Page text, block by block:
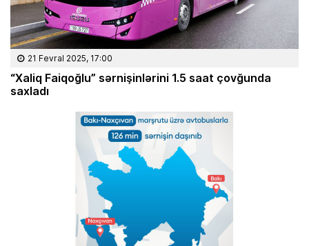
21 Fevral 2025, 17:00
“Xaliq Faiqoğlu” sərnişinlərini 1.5 saat çovğunda
saxladı